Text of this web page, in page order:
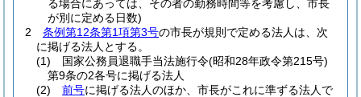
る場合にあっては、その者の勤務時間等を考慮し、市長
が別に定める日数)
2
条例第12条第1項第3号の市長が規則で定める法人は、次
に掲げる法人とする。
(1)
国家公務員退職手当法施行令(昭和28年政令第215号)
第9条の2各号に掲げる法人
(2)
前号に掲げる法人のほか、市長がこれに準ずる法人で